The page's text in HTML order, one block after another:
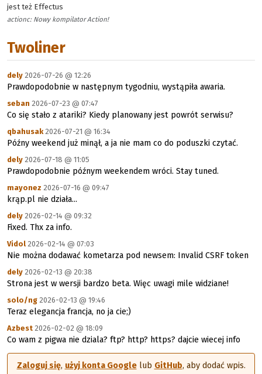
jest też Effectus
actionc: Nowy kompilator Action!
Twoliner
dely 2026-07-26 @ 12:26
Prawdopodobnie w następnym tygodniu, wystąpiła awaria.
seban 2026-07-23 @ 07:47
Co się stało z atariki? Kiedy planowany jest powrót serwisu?
qbahusak2026-07-21 @ 16:34
Późny weekend już minął, a ja nie mam co do poduszki czytać.
dely 2026-07-18 @ 11:05
Prawdopodobnie późnym weekendem wróci. Stay tuned.
mayonez 2026-07-16 @ 09:47
krąp.pl nie działa...
dely 2026-02-14 @ 09:32
Fixed. Thx za info.
Vidol 2026-02-14 @ 07:03
Nie można dodawać kometarza pod newsem: Invalid CSRF token
dely 2026-02-13 @ 20:38
Strona jest w wersji bardzo beta. Więc uwagi mile widziane!
solo/ng 2026-02-13 @ 19:46
Teraz elegancja francja, no ja cie;)
Azbest 2026-02-02 @ 18:09
Co wam z pigwa nie dziala? ftp? http? https? dajcie wiecej info
Zaloguj się, użyj konta Googlelub GitHub, aby dodać wpis.